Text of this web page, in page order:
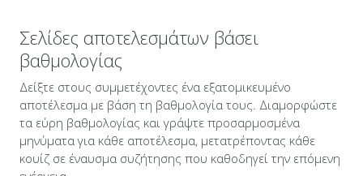
Σελίδες αποτελεσμάτων βάσει
βαθμολογίας
Δείξτε στους συμμετέχοντες ένα εξατομικευμένο
αποτέλεσμα με βάση τη βαθμολογία τους. Διαμορφώστε
τα εύρη βαθμολογίας και γράψτε προσαρμοσμένα
μηνύματα για κάθε αποτέλεσμα, μετατρέποντας κάθε
κουίζ σε έναυσμα συζήτησης που καθοδηγεί την επόμενη